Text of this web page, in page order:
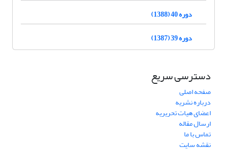
دوره 40 (1388)
دوره 39 (1387)
دسترسی سریع
صفحه اصلی
درباره نشریه
اعضای هیات تحریریه
ارسال مقاله
تماس با ما
نقشه سایت